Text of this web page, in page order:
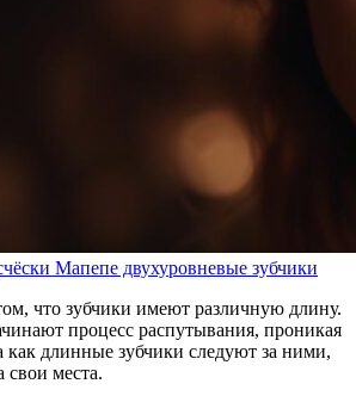
Мапепе двухуровневые зубчики
что зубчики имеют различную длину.
процесс распутывания, проникая
как длинные зубчики следуют за ними,
свои места.